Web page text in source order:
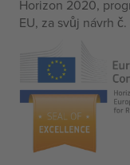
Horizon 2020,
EU, za svůj návrh